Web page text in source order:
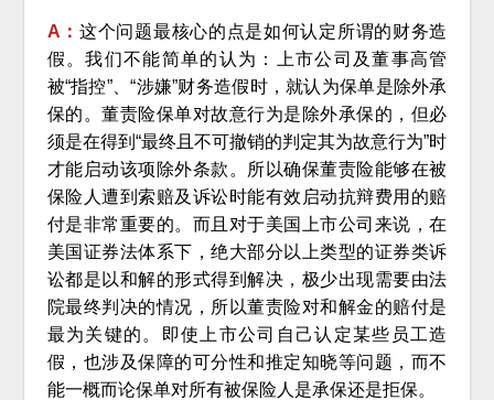
A： 这个问题最核心的点是如何认定所谓的财务造
假。我们不能简单的认为：上市公司及董事高管
被“指控”、“涉嫌”财务造假时，就认为保单是除外承
保的。董责险保单对故意行为是除外承保的，但必
须是在得到“最终且不可撤销的判定其为故意行为”时
才能启动该项除外条款。所以确保董责险能够在被
保险人遭到索赔及诉讼时能有效启动抗辩费用的赔
付是非常重要的。而且对于美国上市公司来说，在
美国证券法体系下，绝大部分以上类型的证券类诉
讼都是以和解的形式得到解决，极少出现需要由法
院最终判决的情况，所以董责险对和解金的赔付是
最为关键的。即使上市公司自己认定某些员工造
假，也涉及保障的可分性和推定知晓等问题，而不
能一概而论保单对所有被保险人是承保还是拒保。